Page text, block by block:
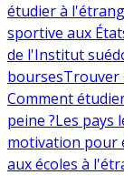
étudier à
sportive aux
de l'Institut
boursesTrouver
Comment
peine ?Les pays
motivation pour
aux écoles à